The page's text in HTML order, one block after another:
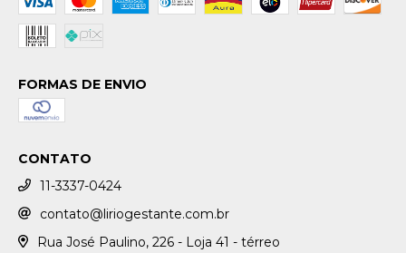
FORMAS DE ENVIO
CONTATO
11-3337-0424
contato@liriogestante.com.br
Rua José Paulino, 226 - Loja 41 - térreo